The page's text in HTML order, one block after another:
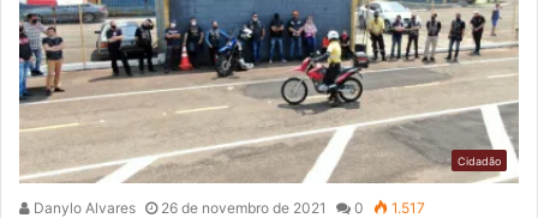
Cidadão
Danylo Alvares 26 de novembro de 2021 0 1.517